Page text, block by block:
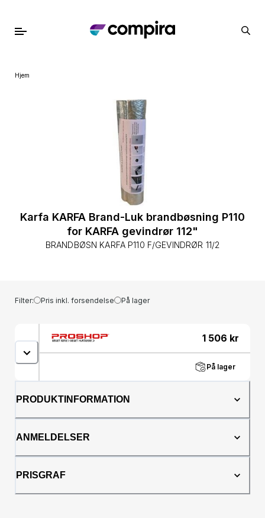
Hjem
Karfa KARFA Brand-Luk brandbøsning P110
for KARFA gevindrør 112"
BRANDBØSN KARFA P110 F/GEVINDRØR 11/2
Filter: Pris inkl. forsendelse På lager
1 506 kr
På lager
PRODUKTINFORMATION
ANMELDELSER
PRISGRAF